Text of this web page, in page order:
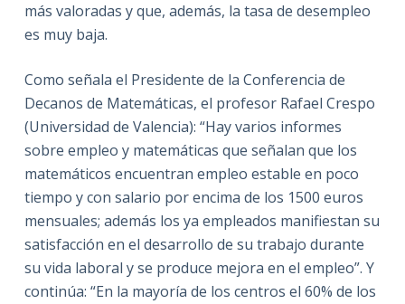
más valoradas y que, además, la tasa de desempleo
es muy baja.
Como señala el Presidente de la Conferencia de
Decanos de Matemáticas, el profesor Rafael Crespo
(Universidad de Valencia): “Hay varios informes
sobre empleo y matemáticas que señalan que los
matemáticos encuentran empleo estable en poco
tiempo y con salario por encima de los 1500 euros
mensuales; además los ya empleados manifiestan su
satisfacción en el desarrollo de su trabajo durante
su vida laboral y se produce mejora en el empleo”. Y
continúa: “En la mayoría de los centros el 60% de los